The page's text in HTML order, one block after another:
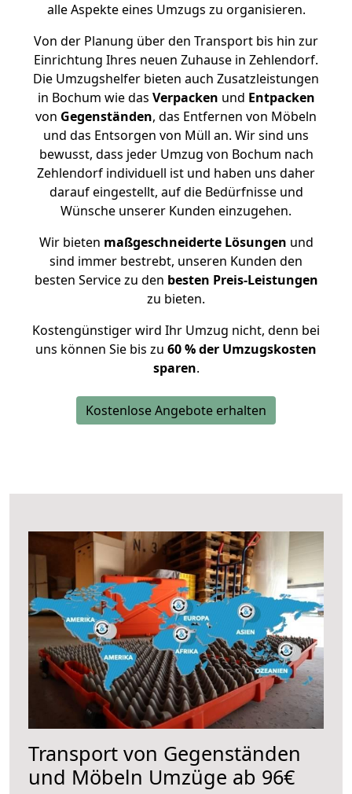
alle Aspekte eines Umzugs zu organisieren.
Von der Planung über den Transport bis hin zur
Einrichtung Ihres neuen Zuhause in Zehlendorf.
Die Umzugshelfer bieten auch Zusatzleistungen
in Bochum wie das Verpacken und Entpacken
von Gegenständen, das Entfernen von Möbeln
und das Entsorgen von Müll an. Wir sind uns
bewusst, dass jeder Umzug von Bochum nach
Zehlendorf individuell ist und haben uns daher
darauf eingestellt, auf die Bedürfnisse und
Wünsche unserer Kunden einzugehen.
Wir bieten maßgeschneiderte Lösungen und
sind immer bestrebt, unseren Kunden den
besten Service zu den besten Preis-Leistungen
zu bieten.
Kostengünstiger wird Ihr Umzug nicht, denn bei
uns können Sie bis zu 60 % der Umzugskosten
sparen.
Kostenlose Angebote erhalten
Transport von Gegenständen
und Möbeln Umzüge ab 96€